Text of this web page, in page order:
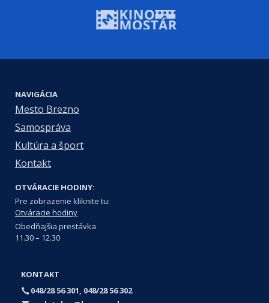
NAVIGÁCIA
Mesto Brezno
Samospráva
Kultúra a šport
Kontakt
OTVÁRACIE HODINY:
Pre zobrazenie kliknite tu:
Otváracie hodiny
Obedňajšia prestávka
11.30 – 12.30
KONTAKT
048/28 56 301, 048/28 56 302